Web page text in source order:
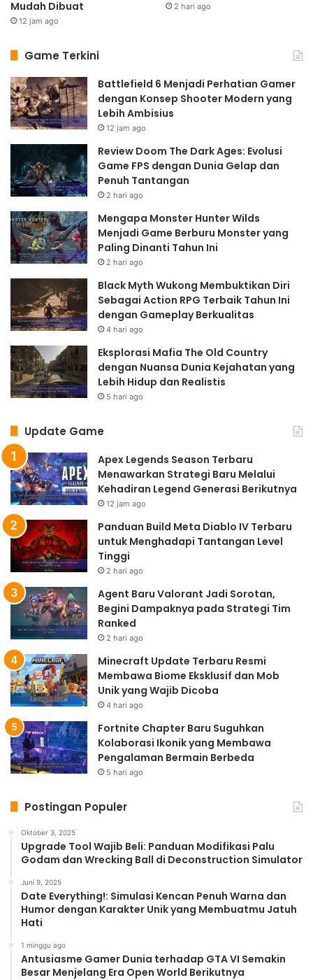
Mudah Dibuat
12 jam ago
2 hari ago
Game Terkini
Battlefield 6 Menjadi Perhatian Gamer
dengan Konsep Shooter Modern yang
Lebih Ambisius
12 jam ago
Review Doom The Dark Ages: Evolusi
Game FPS dengan Dunia Gelap dan
Penuh Tantangan
2 hari ago
Mengapa Monster Hunter Wilds
Menjadi Game Berburu Monster yang
Paling Dinanti Tahun Ini
2 hari ago
Black Myth Wukong Membuktikan Diri
Sebagai Action RPG Terbaik Tahun Ini
dengan Gameplay Berkualitas
4 hari ago
Eksplorasi Mafia The Old Country
dengan Nuansa Dunia Kejahatan yang
Lebih Hidup dan Realistis
5 hari ago
Update Game
Apex Legends Season Terbaru
Menawarkan Strategi Baru Melalui
Kehadiran Legend Generasi Berikutnya
12 jam ago
Panduan Build Meta Diablo IV Terbaru
untuk Menghadapi Tantangan Level
Tinggi
2 hari ago
Agent Baru Valorant Jadi Sorotan,
Begini Dampaknya pada Strategi Tim
Ranked
2 hari ago
Minecraft Update Terbaru Resmi
Membawa Biome Eksklusif dan Mob
Unik yang Wajib Dicoba
4 hari ago
Fortnite Chapter Baru Suguhkan
Kolaborasi Ikonik yang Membawa
Pengalaman Bermain Berbeda
5 hari ago
Postingan Populer
Oktober 3, 2025
Upgrade Tool Wajib Beli: Panduan Modifikasi Palu
Godam dan Wrecking Ball di Deconstruction Simulator
Juni 9, 2025
Date Everything!: Simulasi Kencan Penuh Warna dan
Humor dengan Karakter Unik yang Membuatmu Jatuh
Hati
1 minggu ago
Antusiasme Gamer Dunia terhadap GTA VI Semakin
Besar Menjelang Era Open World Berikutnya